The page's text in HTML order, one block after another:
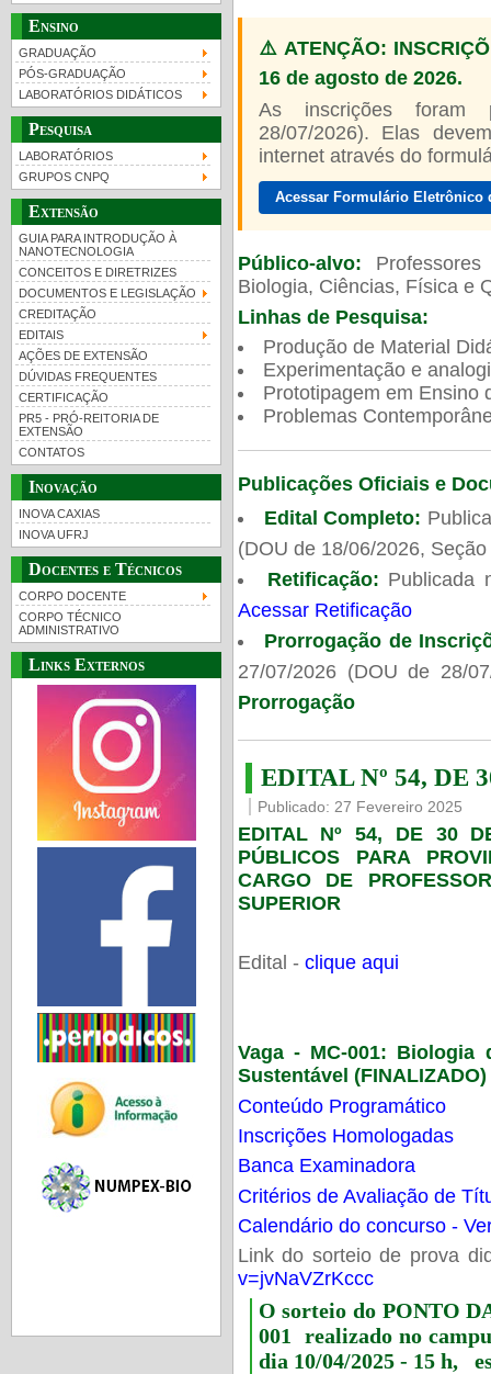
Ensino
GRADUAÇÃO
PÓS-GRADUAÇÃO
LABORATÓRIOS DIDÁTICOS
Pesquisa
LABORATÓRIOS
GRUPOS CNPQ
Extensão
GUIA PARA INTRODUÇÃO À
NANOTECNOLOGIA
CONCEITOS E DIRETRIZES
DOCUMENTOS E LEGISLAÇÃO
CREDITAÇÃO
EDITAIS
AÇÕES DE EXTENSÃO
DÚVIDAS FREQUENTES
CERTIFICAÇÃO
PR5 - PRÓ-REITORIA DE
EXTENSÃO
CONTATOS
Inovação
INOVA CAXIAS
INOVA UFRJ
Docentes e Técnicos
CORPO DOCENTE
CORPO TÉCNICO
ADMINISTRATIVO
Links Externos
⚠️ ATENÇÃO:
16 de agosto de 2026.
As inscrições foram
28/07/2026). Elas
internet através do
Acessar Formulário
Público-alvo:
Biologia, Ciências, Física e
Linhas de Pesquisa:
Produção de Material
Experimentação e
Prototipagem em Ensino
Problemas
Publicações Oficiais e
Edital Completo:
(DOU de 18/06/2026,
Retificação: Publicada
Acessar Retificação
Prorrogação de
27/07/2026 (DOU de 28/
Prorrogação
EDITAL Nº 54, DE
Publicado: 27 Fevereiro 2025
EDITAL Nº 54, DE 30
PÚBLICOS PARA
CARGO DE
SUPERIOR
Edital - clique aqui
Vaga - MC-001: Biologia
Sustentável (FINALIZADO)
Conteúdo Programático
Inscrições Homologadas
Banca Examinadora
Critérios de Avaliação de
Calendário do concurso -
Link do sorteio de prova
v=jvNaVZrKccc
O sorteio do PONTO
001 realizado no
dia 10/04/2025 - 15 h,